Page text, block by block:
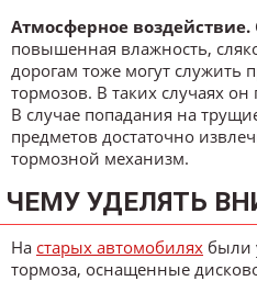
Атмосферное воздействие.
повышенная влажность,
дорогам тоже могут служить
тормозов. В таких случаях
В случае попадания на
предметов достаточно
тормозной механизм.
ЧЕМУ УДЕЛЯТЬ
На старых автомобилях были
тормоза, оснащенные